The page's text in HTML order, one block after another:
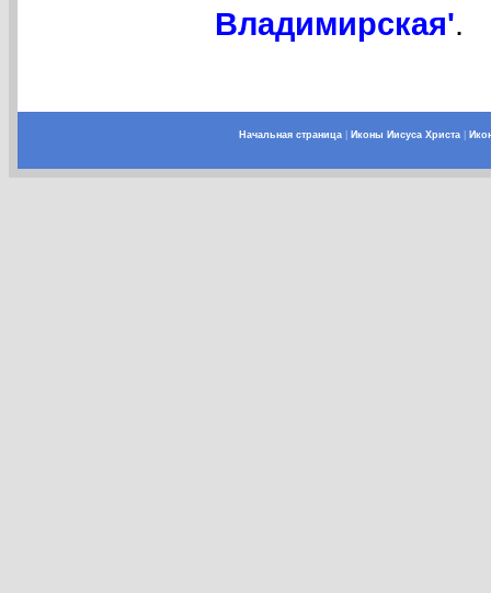
Владимирская'.
Начальная страница| Иконы Иисуса Христа|